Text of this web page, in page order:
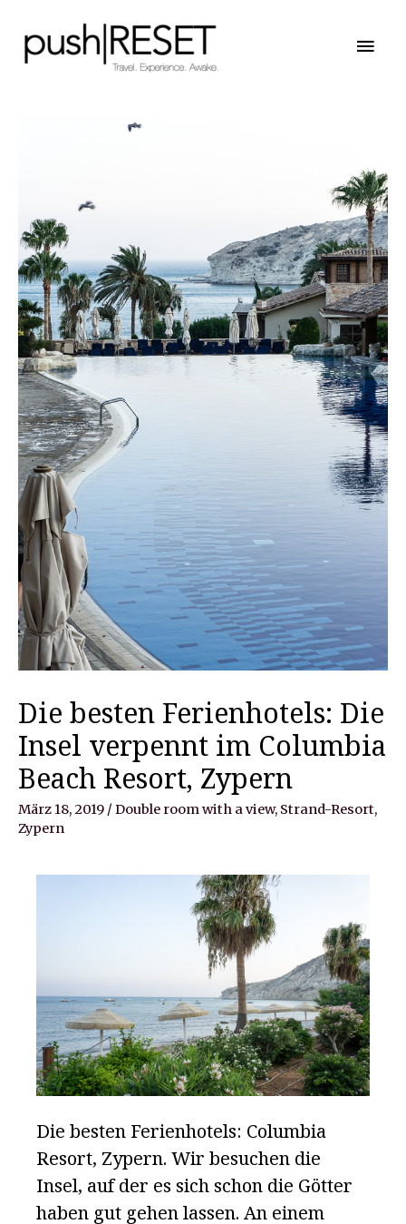
Die besten Ferienhotels: Die
Insel verpennt im Columbia
Beach Resort, Zypern
März 18, 2019 / Double room with a view, Strand-Resort,
Zypern
Die besten Ferienhotels: Columbia
Resort, Zypern. Wir besuchen die
Insel, auf der es sich schon die Götter
haben gut gehen lassen. An einem